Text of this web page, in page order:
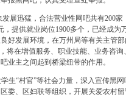
展迅猛，合法营业性网吧共有200家
提供就业岗位1900多个，已经成为
好发展环境，在万州局等有关主管
将在增值服务、职业技能、业务咨询
业主之间起到桥梁纽带的作用。
生“村官”等社会力量，深入宣传黑
委、区妇联等组织，开展关爱农村